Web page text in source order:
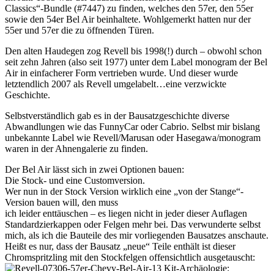
Classics“-Bundle (#7447) zu finden, welches den 57er, den 55er
sowie den 54er Bel Air beinhaltete. Wohlgemerkt hatten nur der
55er und 57er die zu öffnenden Türen.
Den alten Haudegen zog Revell bis 1998(!) durch – obwohl schon
seit zehn Jahren (also seit 1977) unter dem Label monogram der Bel
Air in einfacherer Form vertrieben wurde. Und dieser wurde
letztendlich 2007 als Revell umgelabelt…eine verzwickte
Geschichte.
Selbstverständlich gab es in der Bausatzgeschichte diverse
Abwandlungen wie das FunnyCar oder Cabrio. Selbst mir bislang
unbekannte Label wie Revell/Marusan oder Hasegawa/monogram
waren in der Ahnengalerie zu finden.
Der Bel Air lässt sich in zwei Optionen bauen:
Die Stock- und eine Customversion.
Wer nun in der Stock Version wirklich eine „von der Stange“-
Version bauen will, den muss
ich leider enttäuschen – es liegen nicht in jeder dieser Auflagen
Standardzierkappen oder Felgen mehr bei. Das verwunderte selbst
mich, als ich die Bauteile des mir vorliegenden Bausatzes anschaute.
Heißt es nur, dass der Bausatz „neue“ Teile enthält ist dieser
Chromspritzling mit den Stockfelgen offensichtlich ausgetauscht: